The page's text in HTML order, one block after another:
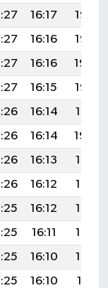
16:17
19:27
16:16
19:25
16:16
19:24
16:15
19:23
16:14
19:21
16:14
19:20
16:13
19:18
16:12
19:17
16:12
19:16
16:11
19:14
16:10
19:13
16:10
19:11